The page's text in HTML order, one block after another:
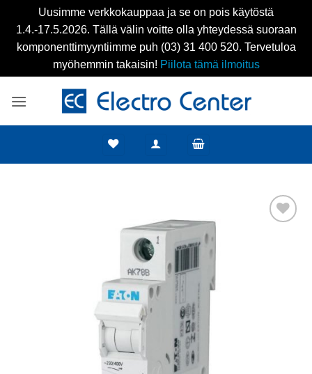
Uusimme verkkokauppaa ja se on pois käytöstä
1.4.-17.5.2026. Tällä välin voitte olla yhteydessä suoraan
komponenttimyyntiimme puh (03) 31 400 520. Tervetuloa
myöhemmin takaisin! Piilota tämä ilmoitus